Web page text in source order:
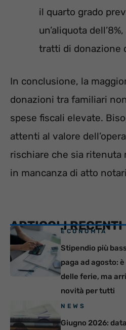
il quarto grado
un’aliquota
tratti di donazione
In conclusione, la
donazioni tra familiari
spese fiscali elevate.
attenti al valore
rischiare che sia ritenuta
in mancanza di atto
ARTICOLI RECENTI
ECONOMIA
Stipendio più
paga ad agosto:
delle ferie, ma
novità per tutti
NEWS
Giugno 2026: